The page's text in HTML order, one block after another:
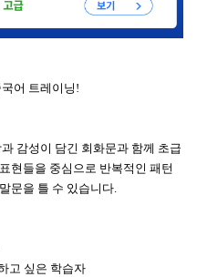
어 트레이닝!
감성이 담긴 회화문과 함께 초급
현들을 중심으로 반복적인 패턴
문을 틀 수 있습니다.
고 싶은 학습자